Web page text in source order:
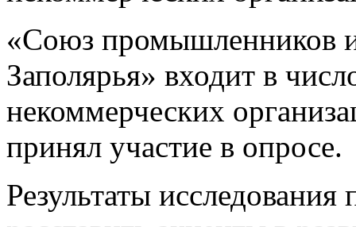
«Союз промышленников
Заполярья» входит в
некоммерческих
принял участие в опросе.
Результаты